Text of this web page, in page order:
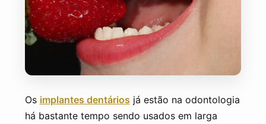
Os implantes dentários já estão na odontologia
há bastante tempo sendo usados em larga